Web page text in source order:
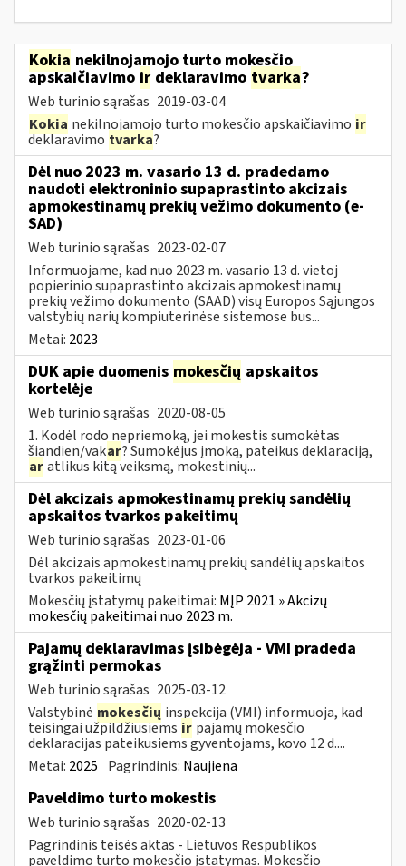
Kokia nekilnojamojo turto mokesčio
apskaičiavimo ir deklaravimo tvarka?
Web turinio sąrašas 2019-03-04
Kokia nekilnojamojo turto mokesčio apskaičiavimo ir
deklaravimo tvarka?
Dėl nuo 2023 m. vasario 13 d. pradedamo
naudoti elektroninio supaprastinto akcizais
apmokestinamų prekių vežimo dokumento (e-
SAD)
Web turinio sąrašas 2023-02-07
Informuojame, kad nuo 2023 m. vasario 13 d. vietoj
popierinio supaprastinto akcizais apmokestinamų
prekių vežimo dokumento (SAAD) visų Europos Sąjungos
valstybių narių kompiuterinėse sistemose bus...
Metai: 2023
DUK apie duomenis mokesčių apskaitos
kortelėje
Web turinio sąrašas 2020-08-05
1. Kodėl rodo nepriemoką, jei mokestis sumokėtas
šiandien/vakar? Sumokėjus įmoką, pateikus deklaraciją,
aratlikus kitą veiksmą, mokestinių...
Dėl akcizais apmokestinamų prekių sandėlių
apskaitos tvarkos pakeitimų
Web turinio sąrašas 2023-01-06
Dėl akcizais apmokestinamų prekių sandėlių apskaitos
tvarkos pakeitimų
Mokesčių įstatymų pakeitimai: MĮP 2021 » Akcizų
mokesčių pakeitimai nuo 2023 m.
Pajamų deklaravimas įsibėgėja - VMI pradeda
grąžinti permokas
Web turinio sąrašas 2025-03-12
Valstybinė mokesčių inspekcija (VMI) informuoja, kad
teisingai užpildžiusiems ir pajamų mokesčio
deklaracijas pateikusiems gyventojams, kovo 12 d....
Metai: 2025 Pagrindinis: Naujiena
Paveldimo turto mokestis
Web turinio sąrašas 2020-02-13
Pagrindinis teisės aktas - Lietuvos Respublikos
paveldimo turto mokesčio įstatymas. Mokesčio